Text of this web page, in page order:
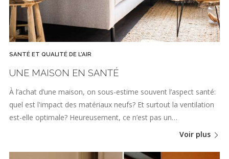
SANTÉ ET QUALITÉ DE L'AIR
UNE MAISON EN SANTÉ
À l’achat d’une maison, on sous-estime souvent l’aspect santé:
quel est l'impact des matériaux neufs? Et surtout la ventilation
est-elle optimale? Heureusement, ce n’est pas un…
Voir plus